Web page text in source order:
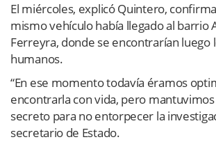
El miércoles, explicó Quintero,
mismo vehículo había llegado al barrio
Ferreyra, donde se encontrarían luego
humanos.
“En ese momento todavía éramos
encontrarla con vida, pero
secreto para no entorpecer la
secretario de Estado.